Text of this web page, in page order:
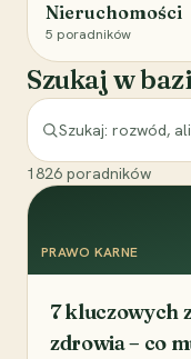
Nieruchomości
5 poradników
Szukaj w
1826 poradników
PRAWO KARNE
7 kluczowych
zdrowia – co